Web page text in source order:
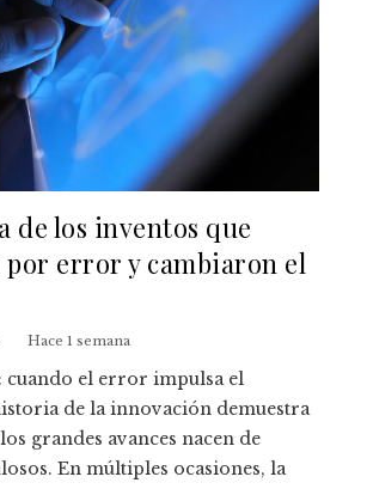
de los inventos que
error y cambiaron el
Hace 1 semana
el error impulsa el
de la innovación demuestra
grandes avances nacen de
En múltiples ocasiones, la